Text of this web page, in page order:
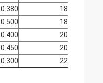
18
0.380
18
0.500
20
0.400
20
0.450
22
0.300